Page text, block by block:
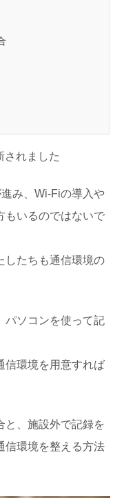
れました
み、Wi-Fiの導入や
もいるのではないで
したちも通信環境の
パソコンを使って記
信環境を用意すれば
と、施設外で記録を
信環境を整える方法